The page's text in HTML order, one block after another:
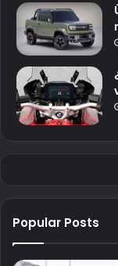
Popular Posts